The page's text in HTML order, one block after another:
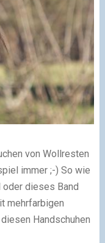
von Wollresten
immer ;-) So wie
dieses Band
mehrfarbigen
Handschuhen